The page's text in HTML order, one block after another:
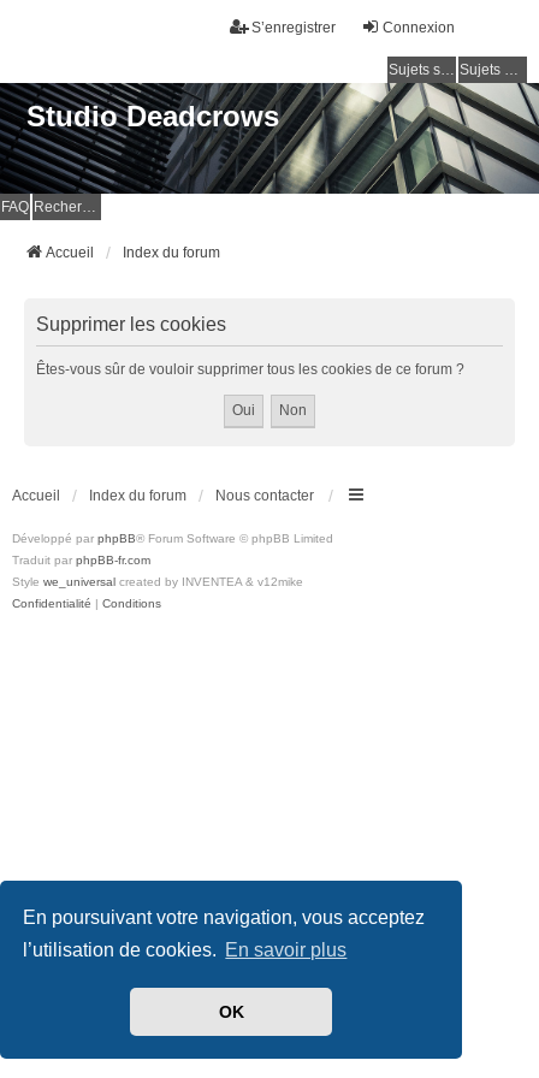
En poursuivant votre navigation, vous acceptez
l’utilisation de cookies. En savoir plus
OK
Connexion
S’enregistrer
Sujets sans réponse Sujets actifs
Studio Deadcrows
FAQ Rechercher
Accueil Index du forum
Supprimer les cookies
Êtes-vous sûr de vouloir supprimer tous les cookies de ce forum ?
Accueil Index du forum Nous contacter
Développé par phpBB® Forum Software © phpBB Limited
Traduit par phpBB-fr.com
Style we_universal created by INVENTEA & v12mike
Confidentialité | Conditions